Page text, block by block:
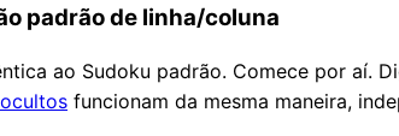
padrão de linha/coluna
ao Sudoku padrão. Comece por aí.
funcionam da mesma maneira,